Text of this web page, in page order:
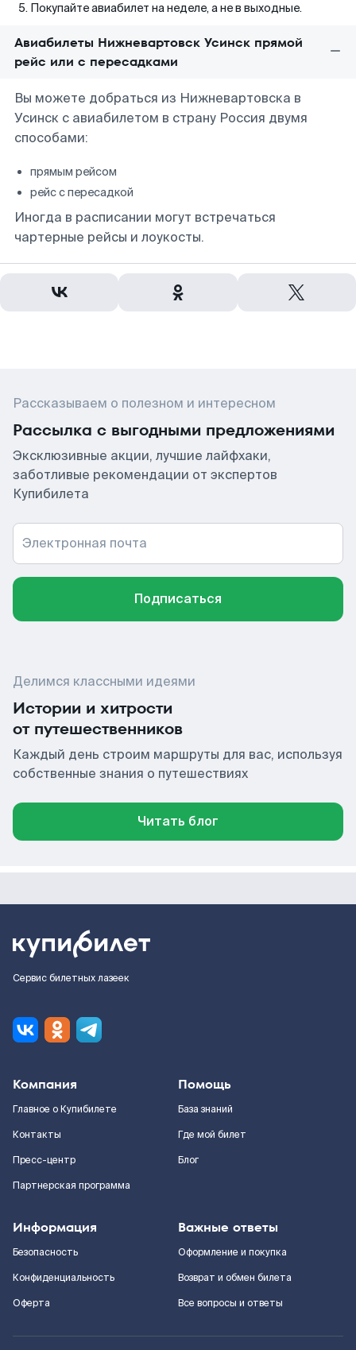
Покупайте авиабилет на неделе, а не в выходные.
Авиабилеты Нижневартовск Усинск прямой
рейс или с пересадками
Вы можете добраться из Нижневартовска в
Усинск с авиабилетом в страну Россия двумя
способами:
прямым рейсом
рейс с пересадкой
Иногда в расписании могут встречаться
чартерные рейсы и лоукосты.
Рассказываем о полезном и интересном
Рассылка с выгодными предложениями
Эксклюзивные акции, лучшие лайфхаки,
заботливые рекомендации от экспертов
Купибилета
Электронная почта
Подписаться
Делимся классными идеями
Истории и хитрости
от путешественников
Каждый день строим маршруты для вас, используя
собственные знания о путешествиях
Читать блог
Сервис билетных лазеек
Компания
Главное о Купибилете
Контакты
Пресс-центр
Партнерская программа
Помощь
База знаний
Где мой билет
Блог
Информация
Безопасность
Конфиденциальность
Оферта
Важные ответы
Оформление и покупка
Возврат и обмен билета
Все вопросы и ответы